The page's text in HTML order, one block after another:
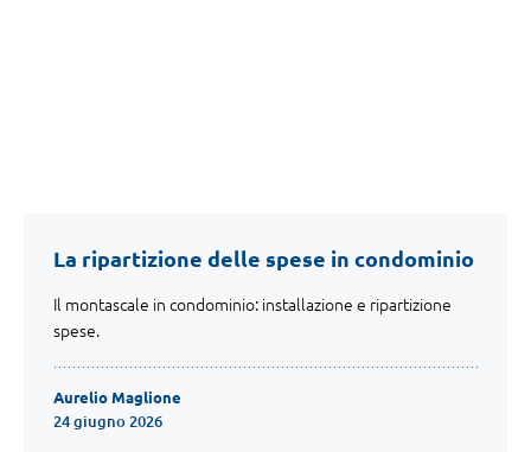
La ripartizione delle spese in condominio
Il montascale in condominio: installazione e ripartizione
spese.
Aurelio Maglione
24 giugno 2026